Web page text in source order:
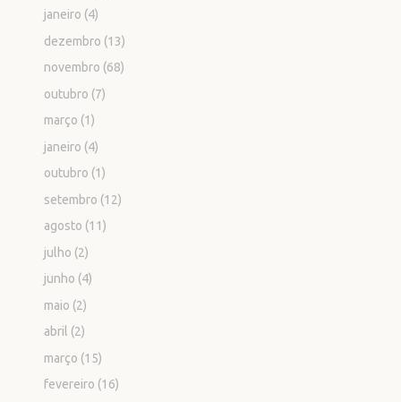
janeiro (4)
dezembro (13)
novembro (68)
outubro (7)
março (1)
janeiro (4)
outubro (1)
setembro (12)
agosto (11)
julho (2)
junho (4)
maio (2)
abril (2)
março (15)
fevereiro (16)